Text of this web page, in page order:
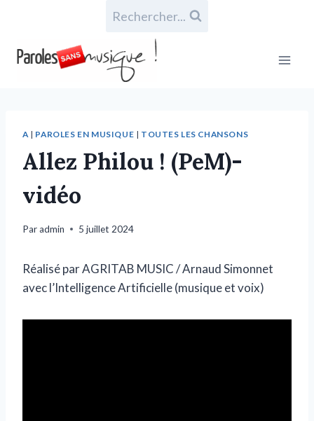
Rechercher...
A| PAROLES EN MUSIQUE | TOUTES LES CHANSONS
Allez Philou ! (PeM)-
vidéo
Paradmin 5 juillet 2024
Réalisé par AGRITAB MUSIC / Arnaud Simonnet
avec l’Intelligence Artificielle (musique et voix)